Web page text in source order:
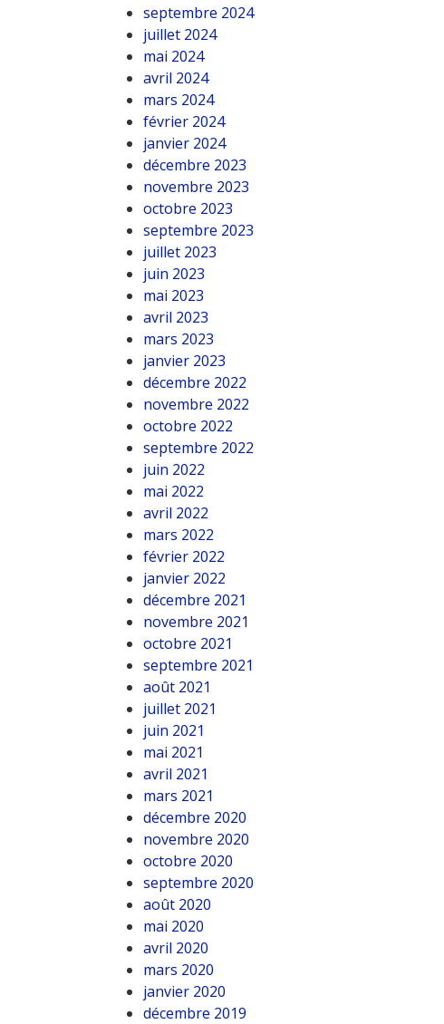
septembre 2024
juillet 2024
mai 2024
avril 2024
mars 2024
février 2024
janvier 2024
décembre 2023
novembre 2023
octobre 2023
septembre 2023
juillet 2023
juin 2023
mai 2023
avril 2023
mars 2023
janvier 2023
décembre 2022
novembre 2022
octobre 2022
septembre 2022
juin 2022
mai 2022
avril 2022
mars 2022
février 2022
janvier 2022
décembre 2021
novembre 2021
octobre 2021
septembre 2021
août 2021
juillet 2021
juin 2021
mai 2021
avril 2021
mars 2021
décembre 2020
novembre 2020
octobre 2020
septembre 2020
août 2020
mai 2020
avril 2020
mars 2020
janvier 2020
décembre 2019